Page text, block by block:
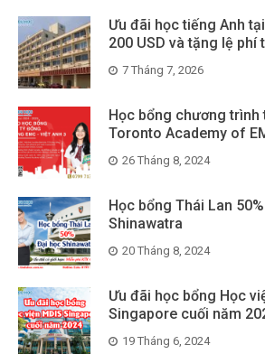
Ưu đãi học tiếng Anh
200 USD và tặng lệ phí
7 Tháng 7, 2026
Học bổng chương trình
Toronto Academy of
26 Tháng 8, 2024
Học bổng Thái Lan
Shinawatra
20 Tháng 8, 2024
Ưu đãi học bổng Học
Singapore cuối năm
19 Tháng 6, 2024